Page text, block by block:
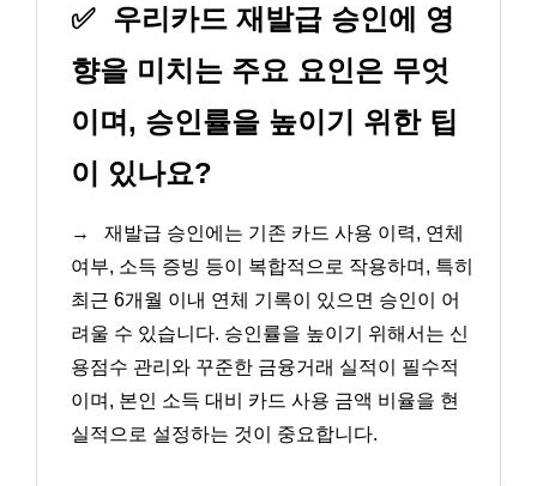
✅ 우리카드 재발급 승인에 영
향을 미치는 주요 요인은 무엇
이며, 승인률을 높이기 위한 팁
이 있나요?
→
재발급 승인에는 기존 카드 사용 이력, 연체
여부, 소득 증빙 등이 복합적으로 작용하며, 특히
최근 6개월 이내 연체 기록이 있으면 승인이 어
려울 수 있습니다. 승인률을 높이기 위해서는 신
용점수 관리와 꾸준한 금융거래 실적이 필수적
이며, 본인 소득 대비 카드 사용 금액 비율을 현
실적으로 설정하는 것이 중요합니다.